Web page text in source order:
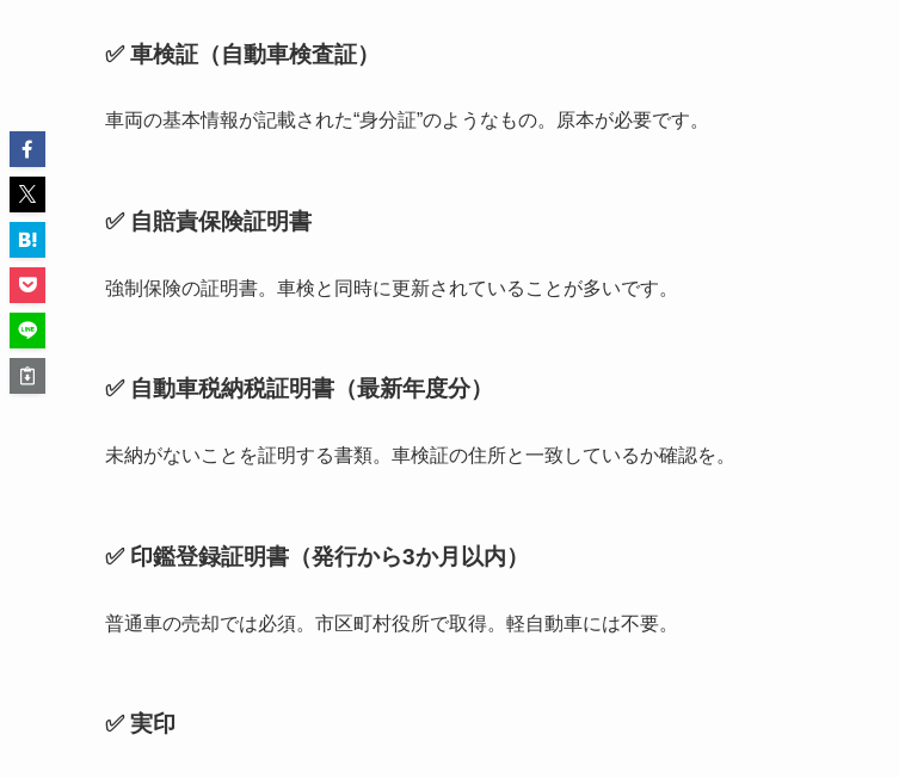
✅ 車検証（自動車検査証）
車両の基本情報が記載された“身分証”のようなもの。原本が必要です。
✅ 自賠責保険証明書
強制保険の証明書。車検と同時に更新されていることが多いです。
✅ 自動車税納税証明書（最新年度分）
未納がないことを証明する書類。車検証の住所と一致しているか確認を。
✅ 印鑑登録証明書（発行から3か月以内）
普通車の売却では必須。市区町村役所で取得。軽自動車には不要。
✅ 実印